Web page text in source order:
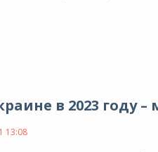
в 2023 году –
13:08